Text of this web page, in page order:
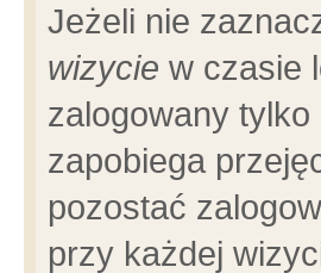
Jeżeli nie
wizycie w czasie
zalogowany
zapobiega
pozostać
przy każdej